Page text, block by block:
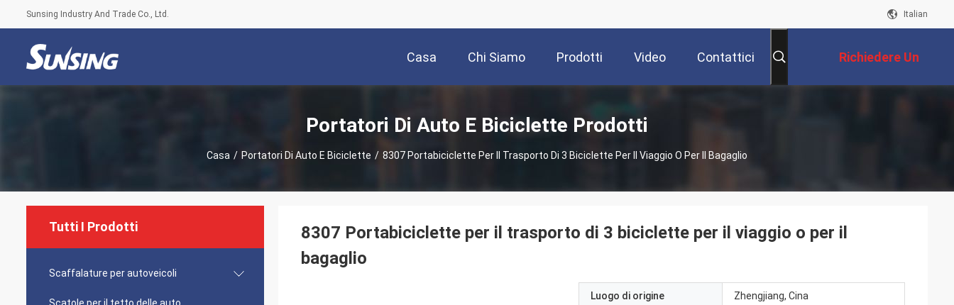
Sunsing Industry And Trade Co., Ltd. Italian
Casa Chi Siamo Prodotti Video Contattici Richiedere Un
Preventivo
Portatori Di Auto E Biciclette Prodotti
Casa / Portatori Di Auto E Biciclette / 8307 Portabiciclette Per Il Trasporto Di 3 Biciclette Per Il Viaggio O Per Il Bagaglio
Tutti I Prodotti
Scaffalature per autoveicoli
8307 Portabiciclette per il trasporto di 3 biciclette per il viaggio o per il
bagaglio
Luogo di origine Zhengjiang, Cina